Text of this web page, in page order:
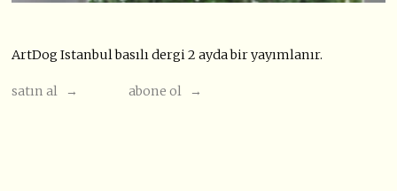
ArtDog Istanbul basılı dergi 2 ayda bir yayımlanır.
satın al → abone ol →